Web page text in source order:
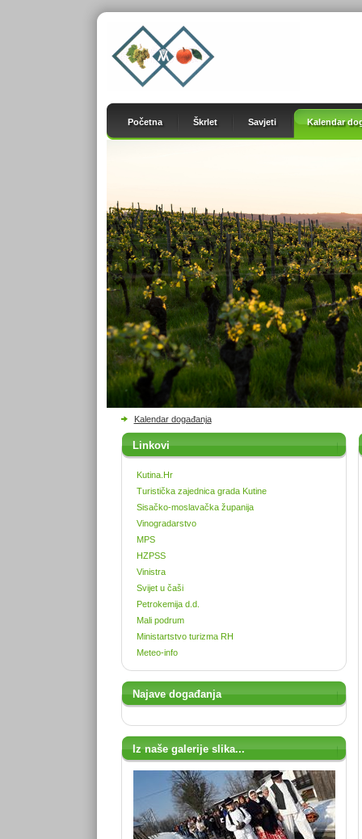
Početna Škrlet Savjeti Kalendar
Kalendar događanja
Linkovi
Kutina.Hr
Turistička zajednica grada Kutine
Sisačko-moslavačka županija
Vinogradarstvo
MPS
HZPSS
Vinistra
Svijet u čaši
Petrokemija d.d.
Mali podrum
Ministartstvo turizma RH
Meteo-info
Najave događanja
Iz naše galerije slika...